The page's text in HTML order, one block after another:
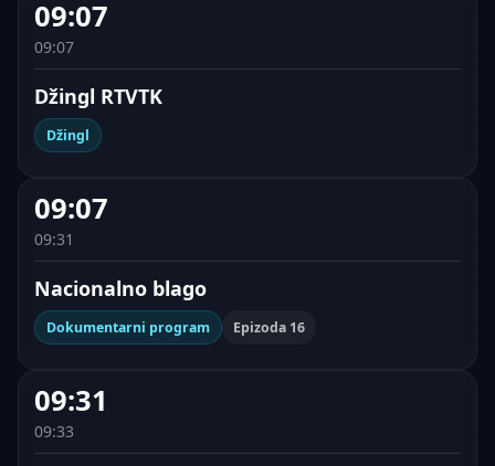
09:07
09:07
Džingl RTVTK
Džingl
09:07
09:31
Nacionalno blago
Dokumentarni program Epizoda 16
09:31
09:33